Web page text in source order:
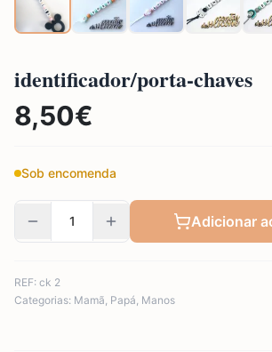
identificador/porta-chaves
8,50€
Sob encomenda
Adicionar
REF: ck 2
Categorias: Mamã, Papá, Manos